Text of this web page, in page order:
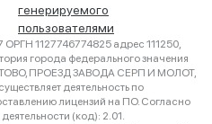
генерируемого
пользователями
1127746774825 адрес 111250,
города федерального значения
ПРОЕЗД ЗАВОДА СЕРП И МОЛОТ,
деятельность по
лицензий на ПО. Согласно
(код): 2.01.